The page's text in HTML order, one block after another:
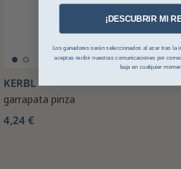
KERBL
garrapata pinza
4,24 €
¡DESCUBRIR MI
Los ganadores serán seleccionados al azar tras la
aceptas recibir nuestras comunicaciones por
baja en cualquier